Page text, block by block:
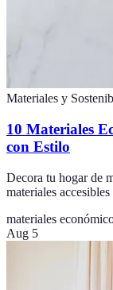
Materiales y
10 Materiales
con Estilo
Decora tu hogar de
materiales
materiales
Aug 5